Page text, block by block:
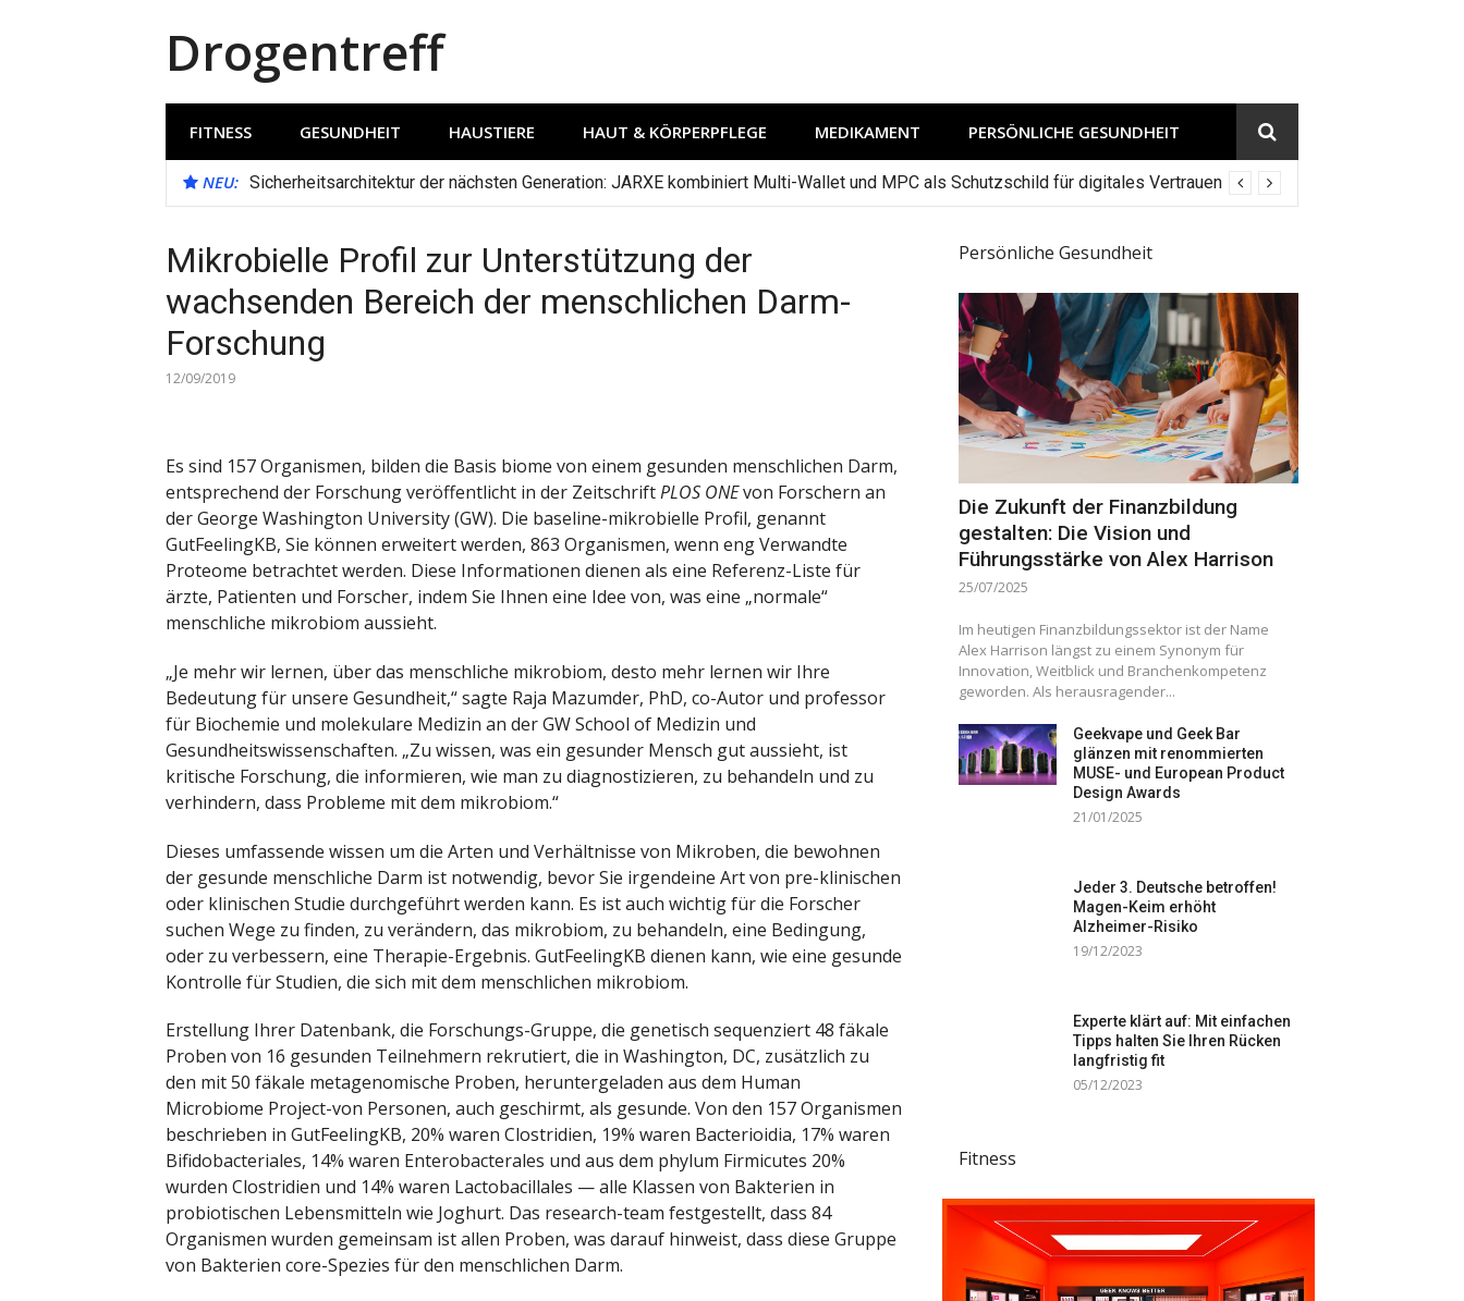
Drogentreff
FITNESS GESUNDHEIT HAUSTIERE HAUT & KÖRPERPFLEGE MEDIKAMENT PERSÖNLICHE GESUNDHEIT
NEU: Sicherheitsarchitektur der nächsten Generation: JARXE kombiniert Multi-Wallet und MPC als Schutzschild für digitales Vertrauen
Mikrobielle Profil zur Unterstützung der
wachsenden Bereich der menschlichen Darm-
Forschung
12/09/2019
Es sind 157 Organismen, bilden die Basis biome von einem gesunden menschlichen Darm,
entsprechend der Forschung veröffentlicht in der ZeitschriftPLOS ONEvon Forschern an
der George Washington University (GW). Die baseline-mikrobielle Profil, genannt
GutFeelingKB, Sie können erweitert werden, 863 Organismen, wenn eng Verwandte
Proteome betrachtet werden. Diese Informationen dienen als eine Referenz-Liste für
ärzte, Patienten und Forscher, indem Sie Ihnen eine Idee von, was eine „normale“
menschliche mikrobiom aussieht.
„Je mehr wir lernen, über das menschliche mikrobiom, desto mehr lernen wir Ihre
Bedeutung für unsere Gesundheit,“ sagte Raja Mazumder, PhD, co-Autor und professor
für Biochemie und molekulare Medizin an der GW School of Medizin und
Gesundheitswissenschaften. „Zu wissen, was ein gesunder Mensch gut aussieht, ist
kritische Forschung, die informieren, wie man zu diagnostizieren, zu behandeln und zu
verhindern, dass Probleme mit dem mikrobiom.“
Dieses umfassende wissen um die Arten und Verhältnisse von Mikroben, die bewohnen
der gesunde menschliche Darm ist notwendig, bevor Sie irgendeine Art von pre-klinischen
oder klinischen Studie durchgeführt werden kann. Es ist auch wichtig für die Forscher
suchen Wege zu finden, zu verändern, das mikrobiom, zu behandeln, eine Bedingung,
oder zu verbessern, eine Therapie-Ergebnis. GutFeelingKB dienen kann, wie eine gesunde
Kontrolle für Studien, die sich mit dem menschlichen mikrobiom.
Erstellung Ihrer Datenbank, die Forschungs-Gruppe, die genetisch sequenziert 48 fäkale
Proben von 16 gesunden Teilnehmern rekrutiert, die in Washington, DC, zusätzlich zu
den mit 50 fäkale metagenomische Proben, heruntergeladen aus dem Human
Microbiome Project-von Personen, auch geschirmt, als gesunde. Von den 157 Organismen
beschrieben in GutFeelingKB, 20% waren Clostridien, 19% waren Bacterioidia, 17% waren
Bifidobacteriales, 14% waren Enterobacterales und aus dem phylum Firmicutes 20%
wurden Clostridien und 14% waren Lactobacillales — alle Klassen von Bakterien in
probiotischen Lebensmitteln wie Joghurt. Das research-team festgestellt, dass 84
Organismen wurden gemeinsam ist allen Proben, was darauf hinweist, dass diese Gruppe
von Bakterien core-Spezies für den menschlichen Darm.
Persönliche Gesundheit
Die Zukunft der Finanzbildung
gestalten: Die Vision und
Führungsstärke von Alex Harrison
25/07/2025
Im heutigen Finanzbildungssektor ist der Name
Alex Harrison längst zu einem Synonym für
Innovation, Weitblick und Branchenkompetenz
geworden. Als herausragender...
Geekvape und Geek Bar
glänzen mit renommierten
MUSE- und European Product
Design Awards
21/01/2025
Jeder 3. Deutsche betroffen!
Magen-Keim erhöht
Alzheimer-Risiko
19/12/2023
Experte klärt auf: Mit einfachen
Tipps halten Sie Ihren Rücken
langfristig fit
05/12/2023
Fitness